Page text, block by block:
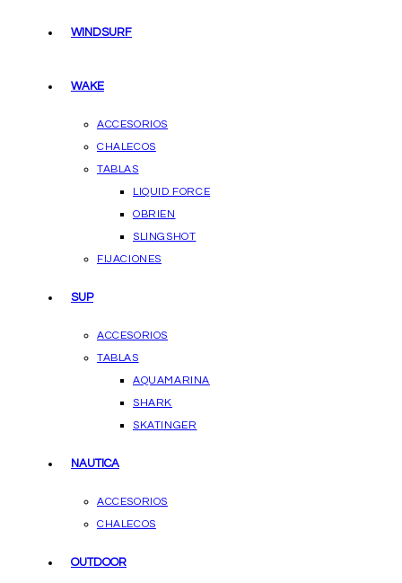
WINDSURF
WAKE
ACCESORIOS
CHALECOS
TABLAS
LIQUID FORCE
OBRIEN
SLINGSHOT
FIJACIONES
SUP
ACCESORIOS
TABLAS
AQUAMARINA
SHARK
SKATINGER
NAUTICA
ACCESORIOS
CHALECOS
OUTDOOR